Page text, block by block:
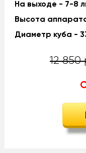
На выходе - 7-8
Высота
Диаметр куба -
12 850